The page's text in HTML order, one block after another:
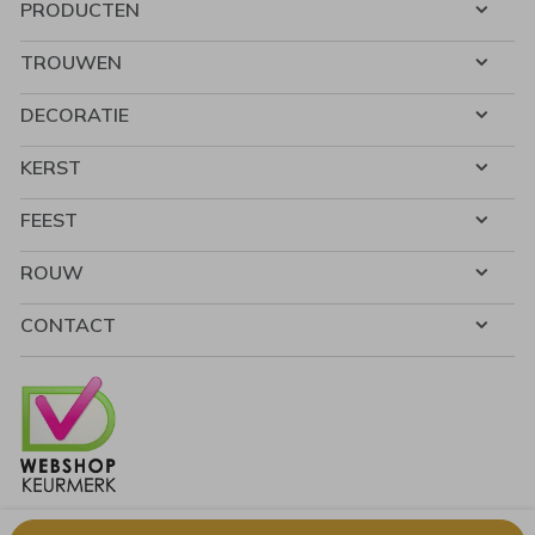
PRODUCTEN
TROUWEN
DECORATIE
KERST
FEEST
ROUW
CONTACT